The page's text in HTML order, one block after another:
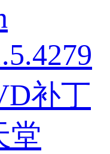
补丁
堂